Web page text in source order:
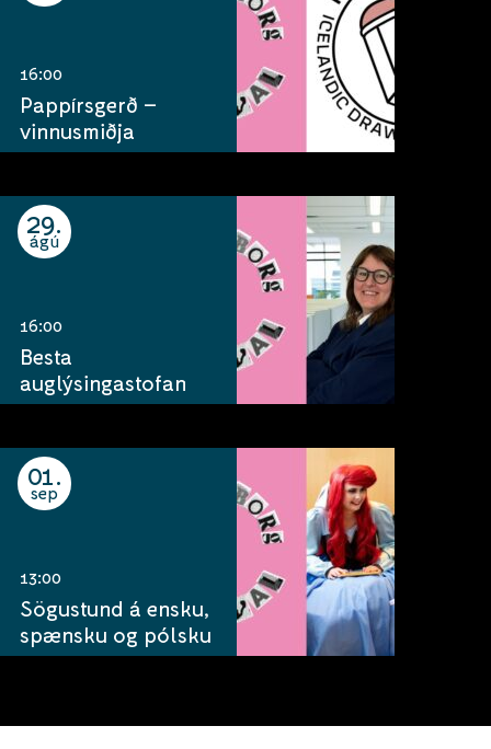
16:00
Pappírsgerð –
vinnusmiðja
29
ágú
16:00
Besta
auglýsingastofan
01
sep
13:00
Sögustund á ensku,
spænsku og pólsku